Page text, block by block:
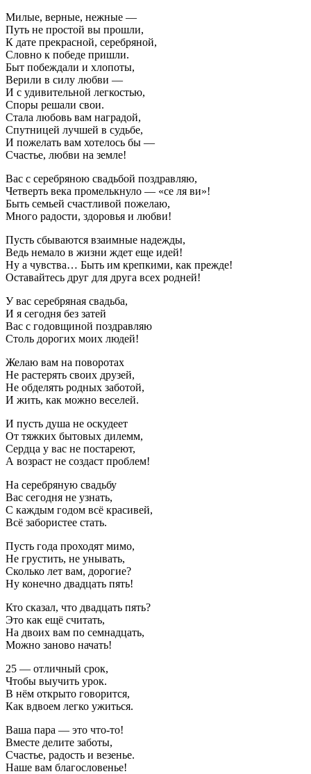
Милые, верные, нежные —
Путь не простой вы прошли,
К дате прекрасной, серебряной,
Словно к победе пришли.
Быт побеждали и хлопоты,
Верили в силу любви —
И с удивительной легкостью,
Споры решали свои.
Стала любовь вам наградой,
Спутницей лучшей в судьбе,
И пожелать вам хотелось бы —
Счастье, любви на земле!
Вас с серебряною свадьбой поздравляю,
Четверть века промелькнуло — «се ля ви»!
Быть семьей счастливой пожелаю,
Много радости, здоровья и любви!
Пусть сбываются взаимные надежды,
Ведь немало в жизни ждет еще идей!
Ну а чувства… Быть им крепкими, как прежде!
Оставайтесь друг для друга всех родней!
У вас серебряная свадьба,
И я сегодня без затей
Вас с годовщиной поздравляю
Столь дорогих моих людей!
Желаю вам на поворотах
Не растерять своих друзей,
Не обделять родных заботой,
И жить, как можно веселей.
И пусть душа не оскудеет
От тяжких бытовых дилемм,
Сердца у вас не постареют,
А возраст не создаст проблем!
На серебряную свадьбу
Вас сегодня не узнать,
С каждым годом всё красивей,
Всё забористее стать.
Пусть года проходят мимо,
Не грустить, не унывать,
Сколько лет вам, дорогие?
Ну конечно двадцать пять!
Кто сказал, что двадцать пять?
Это как ещё считать,
На двоих вам по семнадцать,
Можно заново начать!
25 — отличный срок,
Чтобы выучить урок.
В нём открыто говорится,
Как вдвоем легко ужиться.
Ваша пара — это что-то!
Вместе делите заботы,
Счастье, радость и везенье.
Наше вам благословенье!